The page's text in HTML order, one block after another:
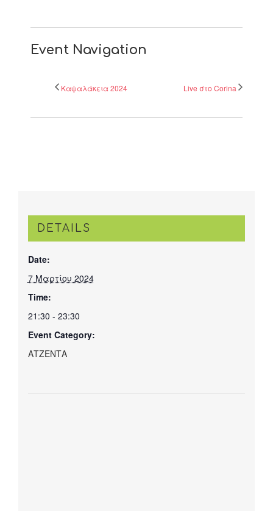
Event Navigation
Καψαλάκεια 2024 Live στο Corina
DETAILS
Date:
7 Μαρτίου 2024
Time:
21:30 - 23:30
Event Category:
ΑΤΖΕΝΤΑ